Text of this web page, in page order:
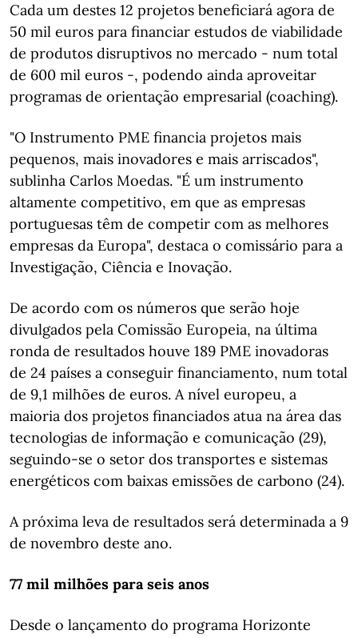
Cada um destes 12 projetos beneficiará agora de
50 mil euros para financiar estudos de viabilidade
de produtos disruptivos no mercado - num total
de 600 mil euros -, podendo ainda aproveitar
programas de orientação empresarial (coaching).
"O Instrumento PME financia projetos mais
pequenos, mais inovadores e mais arriscados",
sublinha Carlos Moedas. "É um instrumento
altamente competitivo, em que as empresas
portuguesas têm de competir com as melhores
empresas da Europa", destaca o comissário para a
Investigação, Ciência e Inovação.
De acordo com os números que serão hoje
divulgados pela Comissão Europeia, na última
ronda de resultados houve 189 PME inovadoras
de 24 países a conseguir financiamento, num total
de 9,1 milhões de euros. A nível europeu, a
maioria dos projetos financiados atua na área das
tecnologias de informação e comunicação (29),
seguindo-se o setor dos transportes e sistemas
energéticos com baixas emissões de carbono (24).
A próxima leva de resultados será determinada a 9
de novembro deste ano.
77 mil milhões para seis anos
Desde o lançamento do programa Horizonte